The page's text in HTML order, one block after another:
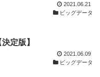
2021.06.21
ビッグデータ
定版】
2021.06.09
ビッグデータ